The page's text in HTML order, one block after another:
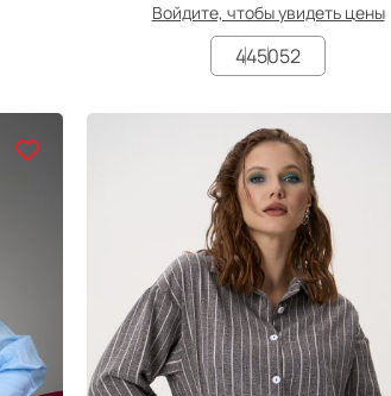
Войдите, чтобы увидеть цены
445052